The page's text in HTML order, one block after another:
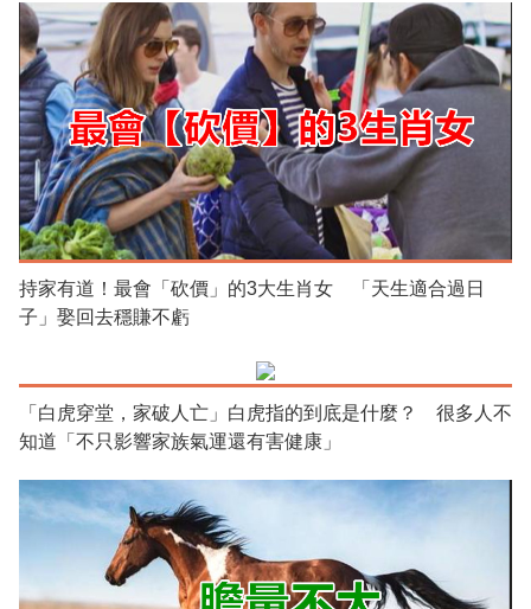
持家有道！最會「砍價」的3大生肖女 「天生適合過日
子」娶回去穩賺不虧
「白虎穿堂，家破人亡」白虎指的到底是什麼？ 很多人不
知道「不只影響家族氣運還有害健康」